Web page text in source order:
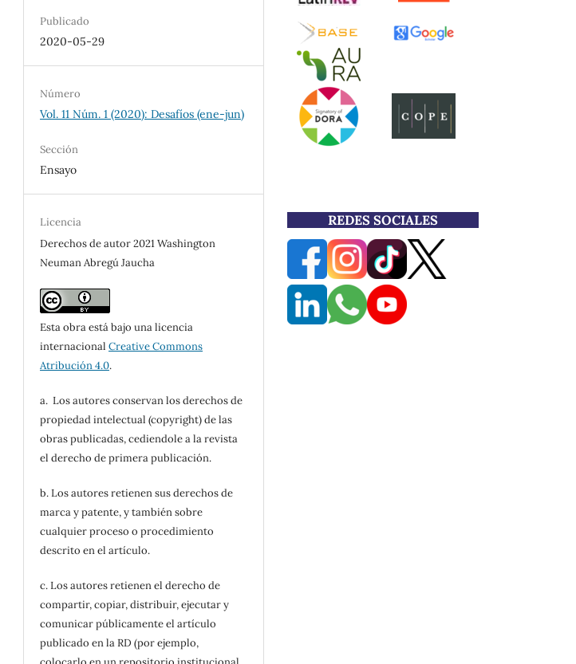
Publicado
2020-05-29
Número
Vol. 11 Núm. 1 (2020): Desafíos (ene-jun)
Sección
Ensayo
Licencia
Derechos de autor 2021 Washington
Neuman Abregú Jaucha
Esta obra está bajo una licencia
internacionalCreative Commons
Atribución 4.0.
a. Los autores conservan los derechos de
propiedad intelectual (copyright) de las
obras publicadas, cediendole a la revista
el derecho de primera publicación.
b. Los autores retienen sus derechos de
marca y patente, y también sobre
cualquier proceso o procedimiento
descrito en el artículo.
c. Los autores retienen el derecho de
compartir, copiar, distribuir, ejecutar y
comunicar públicamente el artículo
publicado en la RD (por ejemplo,
REDES SOCIALES